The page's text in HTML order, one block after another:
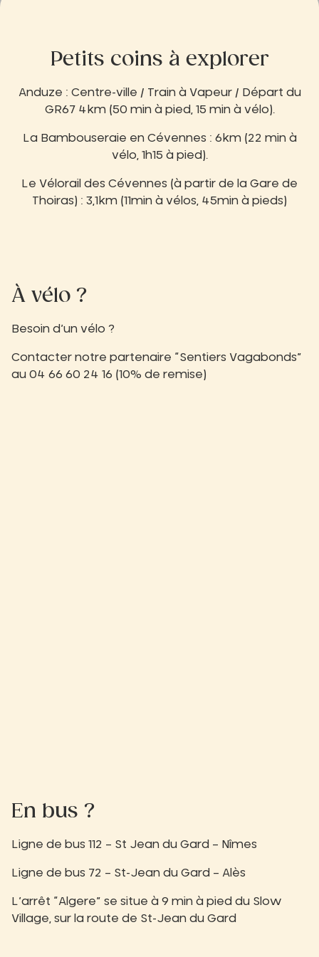
Petits coins à explorer
Anduze : Centre-ville / Train à Vapeur / Départ du
GR67 4km (50 min à pied, 15 min à vélo).
La Bambouseraie en Cévennes : 6km (22 min à
vélo, 1h15 à pied).
Le Vélorail des Cévennes (à partir de la Gare de
Thoiras) : 3,1km (11min à vélos, 45min à pieds)
À vélo ?
Besoin d’un vélo ?
Contacter notre partenaire “Sentiers Vagabonds”
au 04 66 60 24 16 (10% de remise)
En bus ?
Ligne de bus 112 – St Jean du Gard – Nîmes
Ligne de bus 72 – St-Jean du Gard – Alès
L’arrêt “Algere” se situe à 9 min à pied du Slow
Village, sur la route de St-Jean du Gard